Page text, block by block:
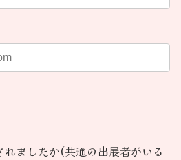
れましたか(共通の出展者がいる